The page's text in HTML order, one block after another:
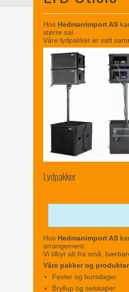
Hos Hedmanimport AS
større sal.
Våre lydpakker er satt
Lydpakker
Hos Hedmanimport AS
arrangement.
Vi tilbyr alt fra små,
Våre pakker og
Fester og bursdager
Bryllup og selskaper